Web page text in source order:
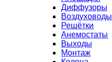
Диффузоры
Воздуховоды
Решётки
Анемостаты
Выходы
Монтаж